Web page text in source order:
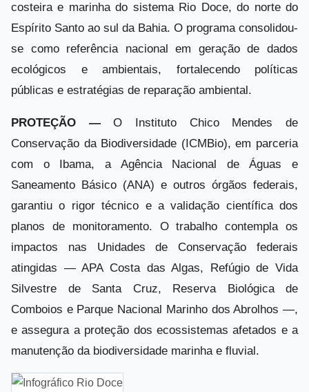
costeira e marinha do sistema Rio Doce, do norte do
Espírito Santo ao sul da Bahia. O programa consolidou-
se como referência nacional em geração de dados
ecológicos e ambientais, fortalecendo políticas
públicas e estratégias de reparação ambiental.
PROTEÇÃO —O Instituto Chico Mendes de
Conservação da Biodiversidade (ICMBio), em parceria
com o Ibama, a Agência Nacional de Águas e
Saneamento Básico (ANA) e outros órgãos federais,
garantiu o rigor técnico e a validação científica dos
planos de monitoramento. O trabalho contempla os
impactos nas Unidades de Conservação federais
atingidas — APA Costa das Algas, Refúgio de Vida
Silvestre de Santa Cruz, Reserva Biológica de
Comboios e Parque Nacional Marinho dos Abrolhos —,
e assegura a proteção dos ecossistemas afetados e a
manutenção da biodiversidade marinha e fluvial.